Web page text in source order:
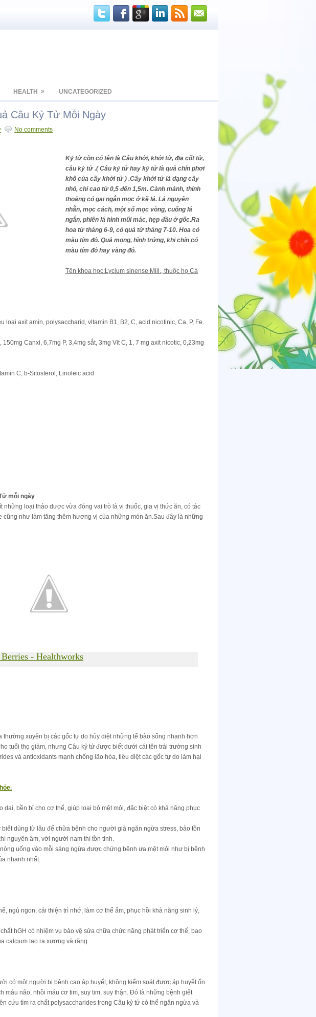
HEALTH » UNCATEGORIZED
Câu Kỷ Tử Mỗi Ngày
No comments
Kỷ tử còn có tên là Câu khởi, khởi tử, địa cốt tử,
câu kỷ tử .( Câu kỷ tử hay kỷ tử là quả chín phơi
khô của cây khởi tử ) .Cây khởi tử là dạng cây
nhỏ, chỉ cao từ 0,5 đến 1,5m. Cành mảnh, thỉnh
thoảng có gai ngắn mọc ở kẽ lá. Lá nguyên
nhẵn, mọc cách, một số mọc vòng, cuống lá
ngắn, phiến lá hình mũi mác, hẹp đầu ở gốc.Ra
hoa từ tháng 6-9, có quả từ tháng 7-10. Hoa có
màu tím đỏ. Quả mọng, hình trứng, khi chín có
màu tím đỏ hay vàng đỏ.
Tên khoa học:Lycium sinense Mill., thuộc họ Cà
loại axit amin, polysaccharid, vltamin B1, B2, C, acid nicotinic, Ca, P, Fe.
Canxi, 6,7mg P, 3,4mg sắt, 3mg Vit C, 1, 7 mg axit nicotic, 0,23mg
C, b-Sitosterol, Linoleic acid
mỗi ngày
những loại thảo dược vừa đóng vai trò là vị thuốc, gia vị thức ăn, có tác
cũng như làm tăng thêm hương vị của những món ăn.Sau đây là những
- Healthworks
thường xuyên bị các gốc tự do hủy diệt những tế bào sống nhanh hơn
tuổi thọ giảm, nhưng Câu kỷ tử được biết dưới cái tên trái trường sinh
và antioxidants mạnh chống lão hóa, tiêu diệt các gốc tự do làm hại
dai, bền bỉ cho cơ thể, giúp loại bỏ mệt mỏi, đặc biệt có khả năng phục
dùng từ lâu để chữa bệnh cho người già ngăn ngừa stress, bảo tồn
nguyên âm, với người nam thì tồn tinh.
uống vào mỗi sáng ngừa được chứng bệnh ưa mệt mỏi như bị bệnh
nhanh nhất.
ngủ ngon, cải thiện trì nhớ, làm cơ thể ấm, phục hồi khả năng sinh lý,
hGH có nhiệm vụ bảo vệ sửa chữa chức năng phát triển cơ thể, bao
calcium tạo ra xương và răng.
có một người bị bệnh cao áp huyết, không kiểm soát được áp huyết ổn
máu não, nhồi máu cơ tim, suy tim, suy thận. Đó là những bệnh giết
cứu tìm ra chất polysaccharides trong Câu kỷ tử có thể ngăn ngừa và